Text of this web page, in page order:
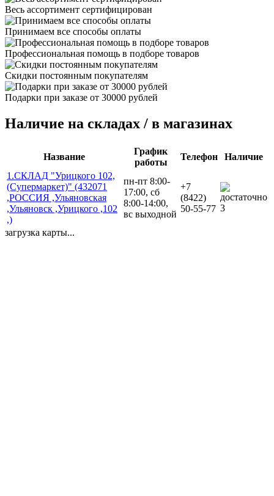
Весь ассортимент сертифицирован
Принимаем все способы оплаты
Профессиональная помощь в подборе товаров
Скидки постоянным покупателям
Подарки при заказе от 30000 рублей
Наличие на складах / в магазинах
Название
График
работы
Телефон
Наличие
1.СКЛАД "Урицкого 102,
(Супермаркет)" (432071
,РОССИЯ ,Ульяновская
,Ульяновск ,Урицкого ,102
,)
пн-пт 8:00-
17:00, сб
8:00-14:00,
вс выходной
+7
(8422)
50-55-77 3
загрузка карты...